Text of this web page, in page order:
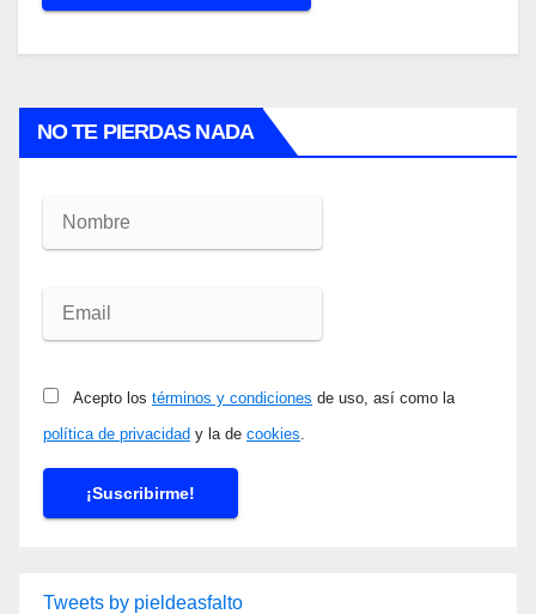
NO TE PIERDAS NADA
Acepto los términos y condiciones de uso, así como la
política de privacidad y la de cookies
Tweets by pieldeasfalto